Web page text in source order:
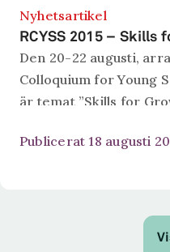
Nyhetsartikel
RCYSS 2015 – Skills
Den 20-22 augusti,
Colloquium for Young
är temat ”Skills for
huvudtema för Ratio,
Publicerat 18 augusti